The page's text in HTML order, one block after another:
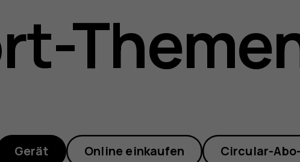
Gerät Online einkaufen Circular-